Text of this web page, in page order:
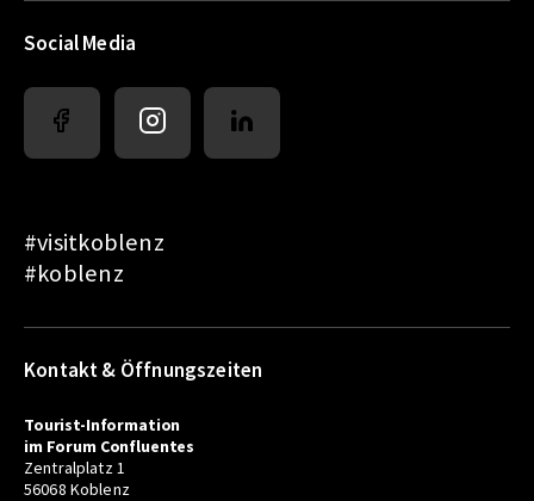
Social Media
#visitkoblenz
#koblenz
Kontakt & Öffnungszeiten
Tourist-Information
im Forum Confluentes
Zentralplatz 1
56068 Koblenz